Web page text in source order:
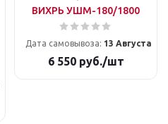
ВИХРЬ УШМ-180/1800
Дата самовывоза: 13 Августа
6 550руб./шт